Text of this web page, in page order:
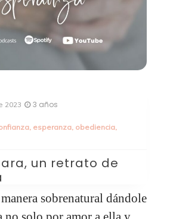
2023
3 años
, esperanza, obediencia,
un retrato de
sobrenatural dándole